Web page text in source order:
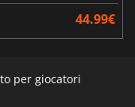
44.99€
per giocatori